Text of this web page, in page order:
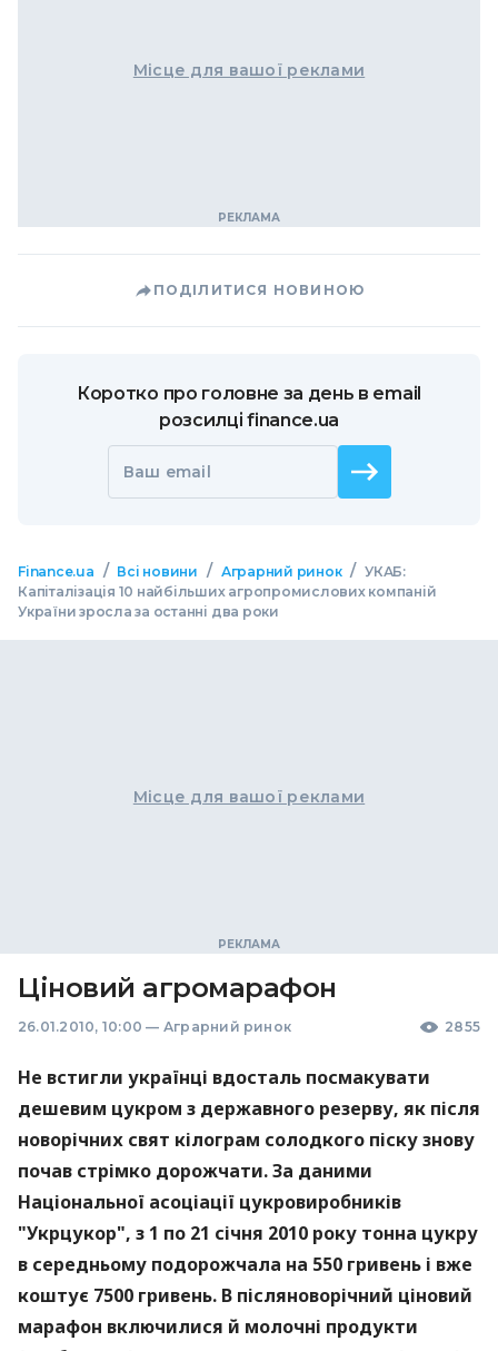
Місце для вашої реклами
ПОДІЛИТИСЯ НОВИНОЮ
Коротко про головне за день в email
розсилці finance.ua
Ваш email
Finance.ua / Всі новини / Аграрний ринок / УКАБ:
Капіталізація 10 найбільших агропромислових компаній
України зросла за останні два роки
Місце для вашої реклами
Ціновий агромарафон
26.01.2010, 10:00 — Аграрний ринок 2855
Не встигли українці вдосталь посмакувати
дешевим цукром з державного резерву, як після
новорічних свят кілограм солодкого піску знову
почав стрімко дорожчати. За даними
Національної асоціації цукровиробників
"Укрцукор", з 1 по 21 січня 2010 року тонна цукру
в середньому подорожчала на 550 гривень і вже
коштує 7500 гривень. В післяноворічний ціновий
марафон включилися й молочні продукти